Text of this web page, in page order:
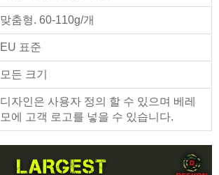
맞춤형. 60-110g/개
EU 표준
모든 크기
디자인은 사용자 정의 할 수 있으며 베레
모에 고객 로고를 넣을 수 있습니다.